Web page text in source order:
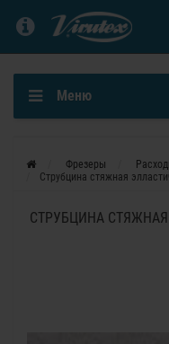
Меню
Фрезеры
Струбцина стяжная
СТРУБЦИНА СТЯЖНАЯ